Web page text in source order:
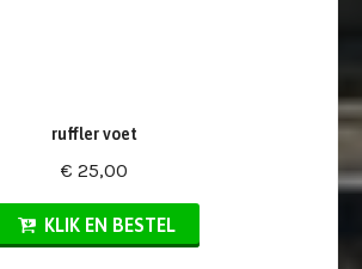
ruffler voet
€ 25,00
KLIK EN BESTEL